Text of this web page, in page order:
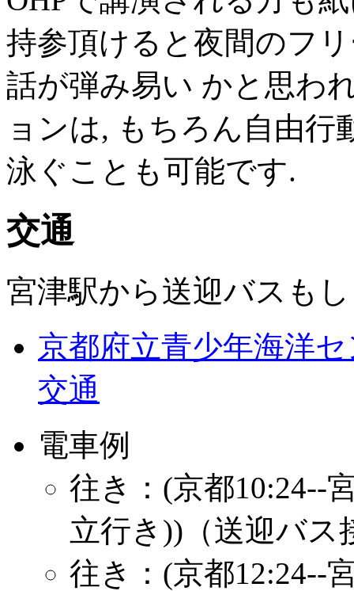
持参頂けると夜間のフ
話が弾み易い かと思わ
ョンは, もちろん自由
泳ぐことも可能です.
交通
宮津駅から送迎バスも
京都府立青少年海洋
交通
電車例
往き：(京都10:24--
立行き))（送迎バス
往き：(京都12:24--